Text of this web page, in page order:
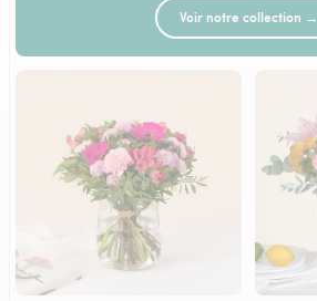
Voir notre collection →